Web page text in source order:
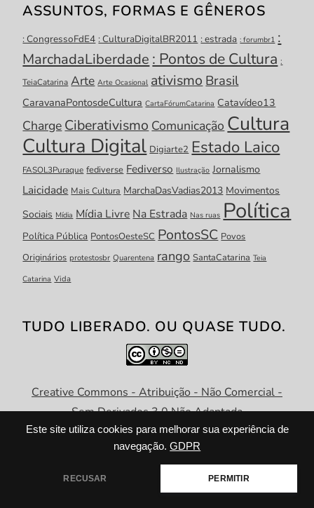
Este site utiliza cookies para melhorar sua experiência de
navegação. GDPR
RECUSAR PERMITIR
ASSUNTOS, FORMAS E GÊNEROS
: CongressoFdE4 : CulturaDigitalBR2011 : estrada : forumbr1 :
MarchadaLiberdade : Pontos de Cultura :
TeiaCatarina Arte Arte Ocasional ativismo Brasil
CaravanaPontosdeCultura CartaFórumCatarina Catavídeo13
Charge Ciberativismo Comunicação Cultura
Cultura Digital Digiarte2 Estado Laico
FASOL3Puraque fediverse Fediverso Ilustração Jornalismo
Laicidade Mais Cultura MarchaDasVadias2013 Movimentos
Sociais Mídia Mídia Livre Na Estrada Nas ruas Política
Política Pública PontosOesteSC PontosSC Povos
Originários protestosbr Quarentena rango SantaCatarina Teia
Catarina Vida
TUDO LIBERADO. OU QUASE TUDO.
Creative Commons - Atribuição - Não Comercial -
Sem Derivados 3.0 Não Adaptada